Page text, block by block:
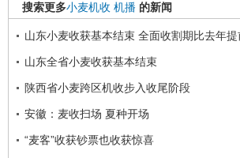
搜索更多小麦机收 机播 的新闻
山东小麦收获基本结束 全面收割期比去年提
山东全省小麦收获基本结束
陕西省小麦跨区机收步入收尾阶段
安徽：麦收扫场 夏种开场
“麦客”收获钞票也收获惊喜